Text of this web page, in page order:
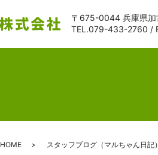
〒675-0044 兵庫県加
TEL.079-433-2760 /
HOME スタッフブログ（マルちゃん日記）